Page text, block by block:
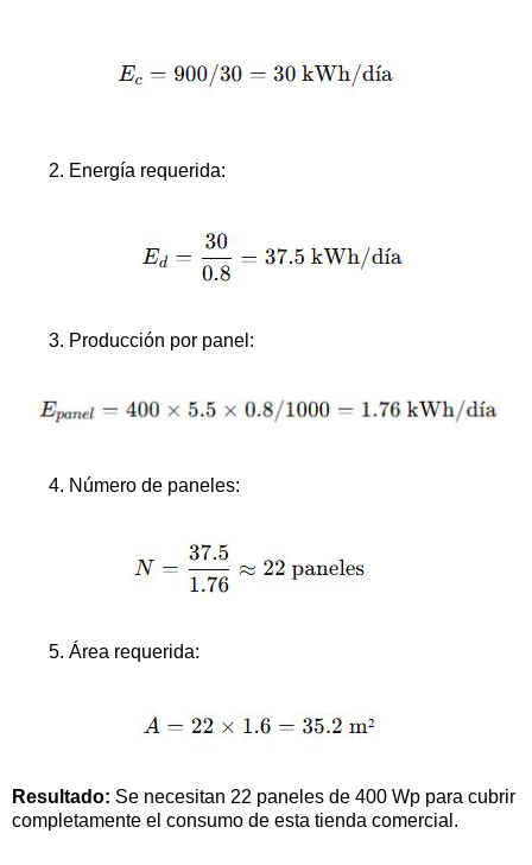
Energía requerida:
Producción por panel:
Número de paneles:
Área requerida:
Resultado: Se necesitan 22 paneles de 400 Wp para cubrir
completamente el consumo de esta tienda comercial.